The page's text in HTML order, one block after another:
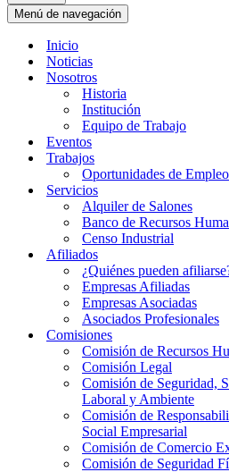
Menú de navegación
Inicio
Noticias
Nosotros
Historia
Institución
Equipo de Trabajo
Eventos
Trabajos
Oportunidades de Empleo
Servicios
Alquiler de Salones
Banco de Recursos
Censo Industrial
Afiliados
¿Quiénes pueden
Empresas Afiliadas
Empresas Asociadas
Asociados Profesionales
Comisiones
Comisión de Recursos
Comisión Legal
Comisión de Seguridad,
Laboral y Ambiente
Comisión de
Social Empresarial
Comisión de Comercio
Comisión de Seguridad